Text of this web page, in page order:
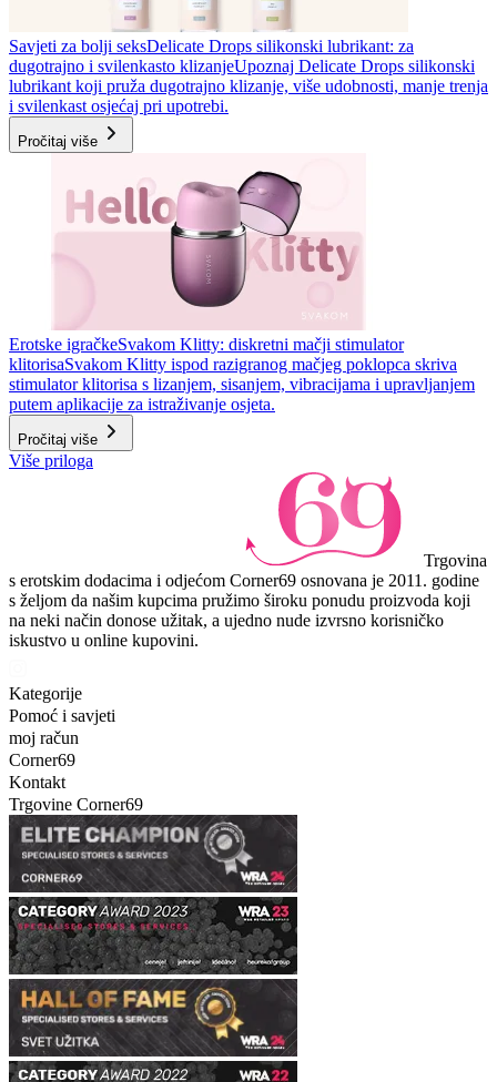
Savjeti za bolji seksDelicate Drops silikonski lubrikant: za
dugotrajno i svilenkasto klizanjeUpoznaj Delicate Drops silikonski
lubrikant koji pruža dugotrajno klizanje, više udobnosti, manje trenja
i svilenkast osjećaj pri upotrebi.
Pročitaj više
Erotske igračkeSvakom Klitty: diskretni mačji stimulator
klitorisaSvakom Klitty ispod razigranog mačjeg poklopca skriva
stimulator klitorisa s lizanjem, sisanjem, vibracijama i upravljanjem
putem aplikacije za istraživanje osjeta.
Pročitaj više
Više priloga
Trgovina
s erotskim dodacima i odjećom Corner69 osnovana je 2011. godine
s željom da našim kupcima pružimo široku ponudu proizvoda koji
na neki način donose užitak, a ujedno nude izvrsno korisničko
iskustvo u online kupovini.
Kategorije
Pomoć i savjeti
moj račun
Corner69
Kontakt
Trgovine Corner69